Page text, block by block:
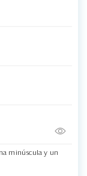
minúscula y un